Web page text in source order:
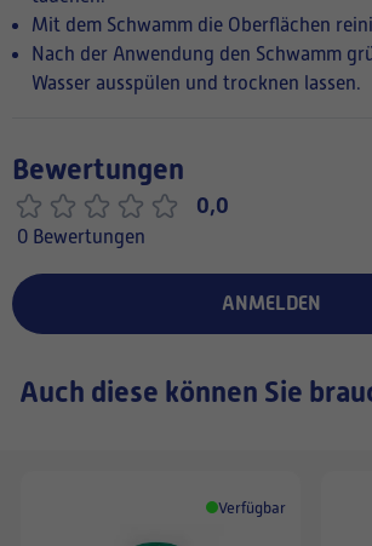
Mit dem Schwamm die Oberflächen
Nach der Anwendung den Schwamm
Wasser ausspülen und trocknen lassen.
Bewertungen
0,0
0 Bewertungen
ANMELDEN
Auch diese können Sie
Verfügbar